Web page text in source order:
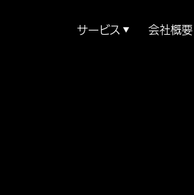
サービス ▼ 会社概要